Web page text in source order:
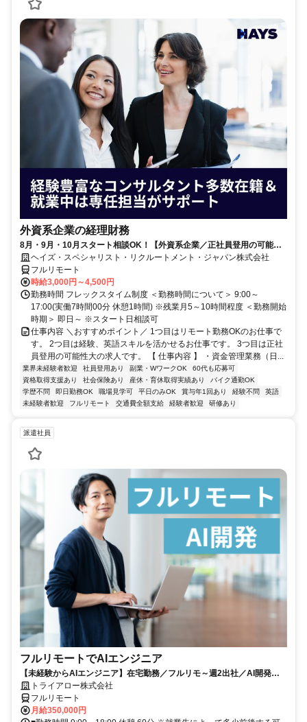
外資系企業の経理財務
8月・9月・10月スタート相談OK！【外資系企業／正社員登用の可能性
大／700万～800万／リモート勤務OK】経理財務
ヘイズ・スペシャリスト・リクルートメント・ジャパン株式会社
フルリモート
時給3,000円～4,500円
勤務時間 フレックスタイム制度 ＜勤務時間について＞ 9:00～
17:00(実働7時間00分 休憩1時間) ※残業月5～10時間程度 ＜勤務開始
時期＞ 即日～ ※スタート日相談可
仕事内容 ＼おすすめポイント／ 1つ目はリモート勤務OKのお仕事で
す。 2つ目は経験、英語スキルを活かせるお仕事です。 3つ目は正社
員登用の可能性大の求人です。 【 仕事内容 】 ・資金管理業務（日...
業界未経験者歓迎 社員登用あり 副業・WワークOK
60代も応募可
資格取得支援あり
社会保険あり 産休・育休取得実績あり
バイク通勤OK
学歴不問
即日勤務OK 職場見学可 平日のみOK 賞与年1回あり 経験不問
英語
未経験者歓迎
フルリモート 交通費全額支給 経験者歓迎 研修あり
派遣社員
フルリモートでAIエンジニア
【未経験からAIエンジニア】在宅勤務／フルリモ～週2出社／AI開発を
仕事にする
トライアロー株式会社
フルリモート
月給350,000円